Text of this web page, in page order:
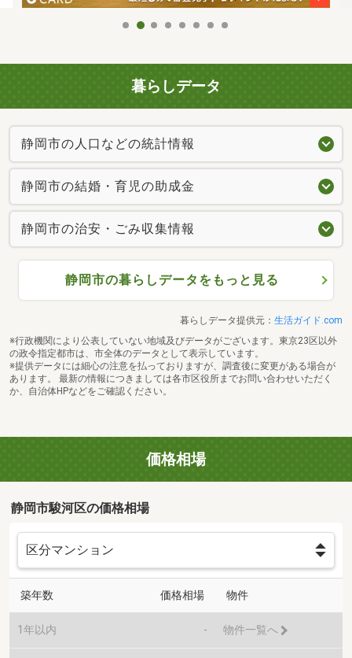
暮らしデータ
静岡市の人口などの統計情報
静岡市の結婚・育児の助成金
静岡市の治安・ごみ収集情報
静岡市の暮らしデータをもっと見る
暮らしデータ提供元： 生活ガイド.com
※行政機関により公表していない地域及びデータがございます。東京23区以外
の政令指定都市は、市全体のデータとして表示しています。
※提供データには細心の注意を払っておりますが、調査後に変更がある場合が
あります。 最新の情報につきましては各市区役所までお問い合わせいただく
か、自治体HPなどをご確認ください。
価格相場
静岡市駿河区の価格相場
築年数 価格相場 物件
1年以内 - 物件一覧へ